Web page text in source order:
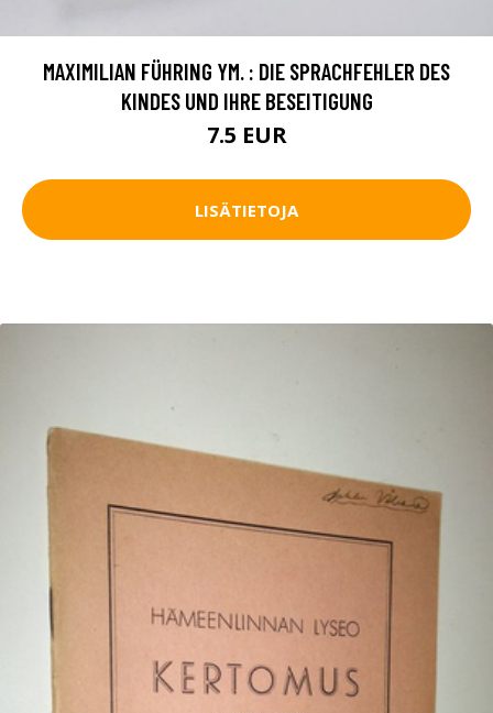
MAXIMILIAN FÜHRING YM. : DIE SPRACHFEHLER DES
KINDES UND IHRE BESEITIGUNG
7.5 EUR
LISÄTIETOJA